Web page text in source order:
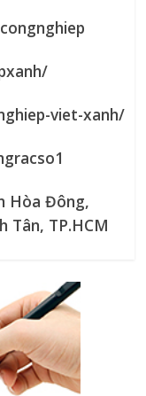
viet-xanh/
Hòa Đông,
Tân, TP.HCM